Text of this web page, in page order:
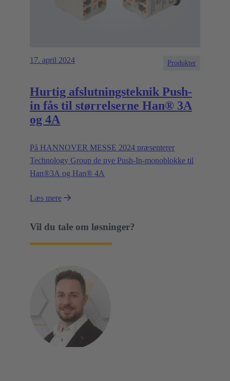
17. april 2024 Produkter
Hurtig afslutningsteknik Push-
in fås til størrelserne Han® 3A
og 4A
På HANNOVER MESSE 2024 præsenterer
Technology Group de nye Push-In-monoblokke til
Han®3A og Han® 4A
Læs mere
Vil du tale om løsninger?